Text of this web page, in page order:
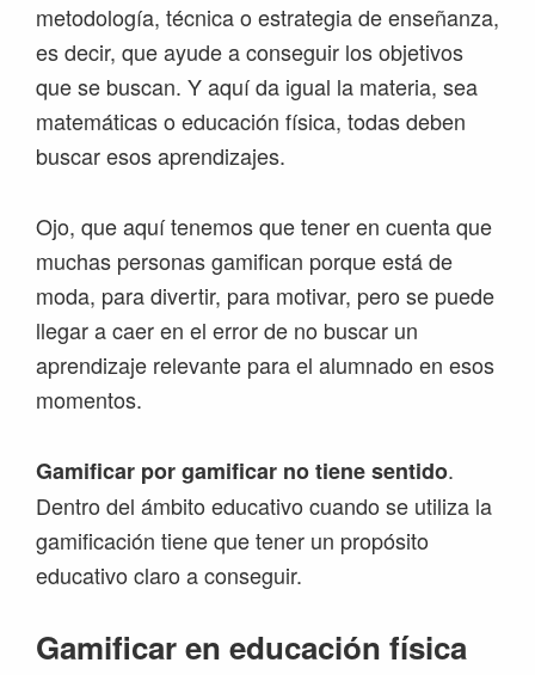
metodología, técnica o estrategia de enseñanza,
es decir, que ayude a conseguir los objetivos
que se buscan. Y aquí da igual la materia, sea
matemáticas o educación física, todas deben
buscar esos aprendizajes.
Ojo, que aquí tenemos que tener en cuenta que
muchas personas gamifican porque está de
moda, para divertir, para motivar, pero se puede
llegar a caer en el error de no buscar un
aprendizaje relevante para el alumnado en esos
momentos.
Gamificar por gamificar no tiene sentido.
Dentro del ámbito educativo cuando se utiliza la
gamificación tiene que tener un propósito
educativo claro a conseguir.
Gamificar en educación física